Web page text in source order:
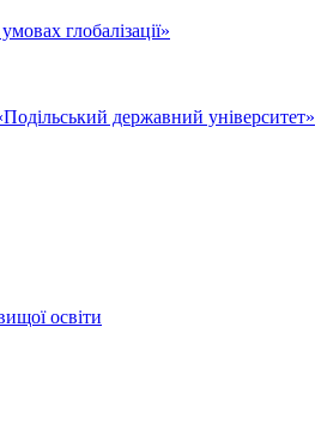
глобалізації»
державний університет»
освіти